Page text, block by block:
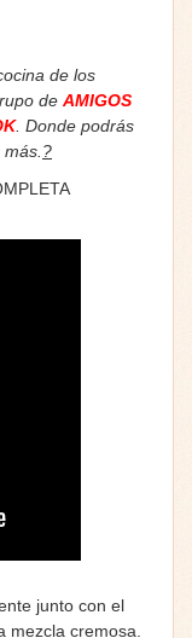
de los
de AMIGOS
. Donde podrás
?
junto con el
mezcla cremosa.